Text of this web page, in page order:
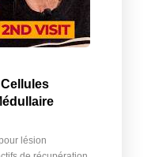
lésion